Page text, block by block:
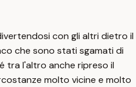
con gli altri dietro il
che sono stati sgamati di
tra l'altro anche ripreso il
molto vicine e molto